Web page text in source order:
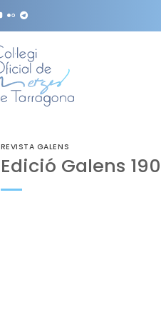
REVISTA GALENS
Edició Galens 190